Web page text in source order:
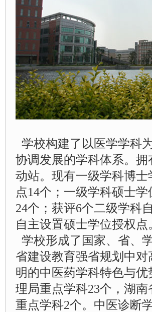
学校构建了以医学学科
协调发展的学科体系。
动站。现有一级学科博
点14个；一级学科硕士
24个；获评6个二级学科
自主设置硕士学位授权点
学校形成了国家、省、
省建设教育强省规划中
明的中医药学科特色与
理局重点学科23个，湖
重点学科2个。中医诊断